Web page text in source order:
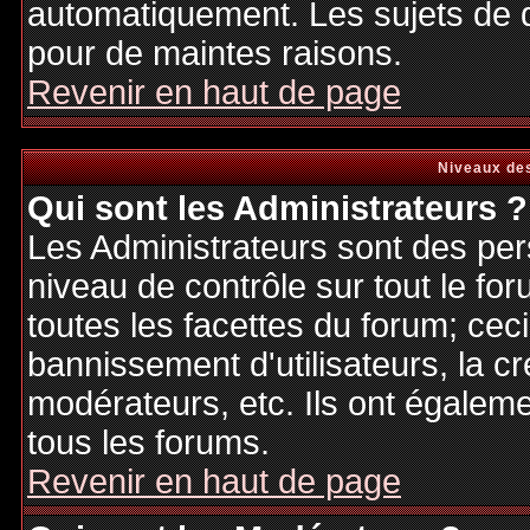
automatiquement. Les sujets
pour de maintes raisons.
Revenir en haut de page
Niveaux
Qui sont les Administrateurs ?
Les Administrateurs sont des
niveau de contrôle sur tout le
toutes les facettes du forum;
bannissement d'utilisateurs, la
modérateurs, etc. Ils ont
tous les forums.
Revenir en haut de page